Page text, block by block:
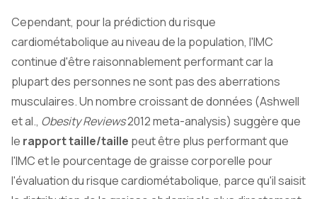
Cependant, pour la prédiction du risque
cardiométabolique au niveau de la population, l'IMC
continue d'être raisonnablement performant car la
plupart des personnes ne sont pas des aberrations
musculaires. Un nombre croissant de données (Ashwell
et al., Obesity Reviews2012 meta-analysis) suggère que
le rapport taille/taille peut être plus performant que
l'IMC et le pourcentage de graisse corporelle pour
l'évaluation du risque cardiométabolique, parce qu'il saisit